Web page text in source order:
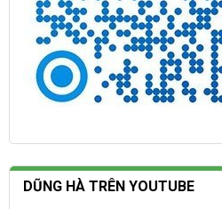
DŨNG HÀ TRÊN YOUTUBE